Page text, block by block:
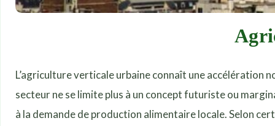
L’agriculture verticale urbaine connaît une accélération
secteur ne se limite plus à un concept futuriste ou
à la demande de production alimentaire locale. Selon